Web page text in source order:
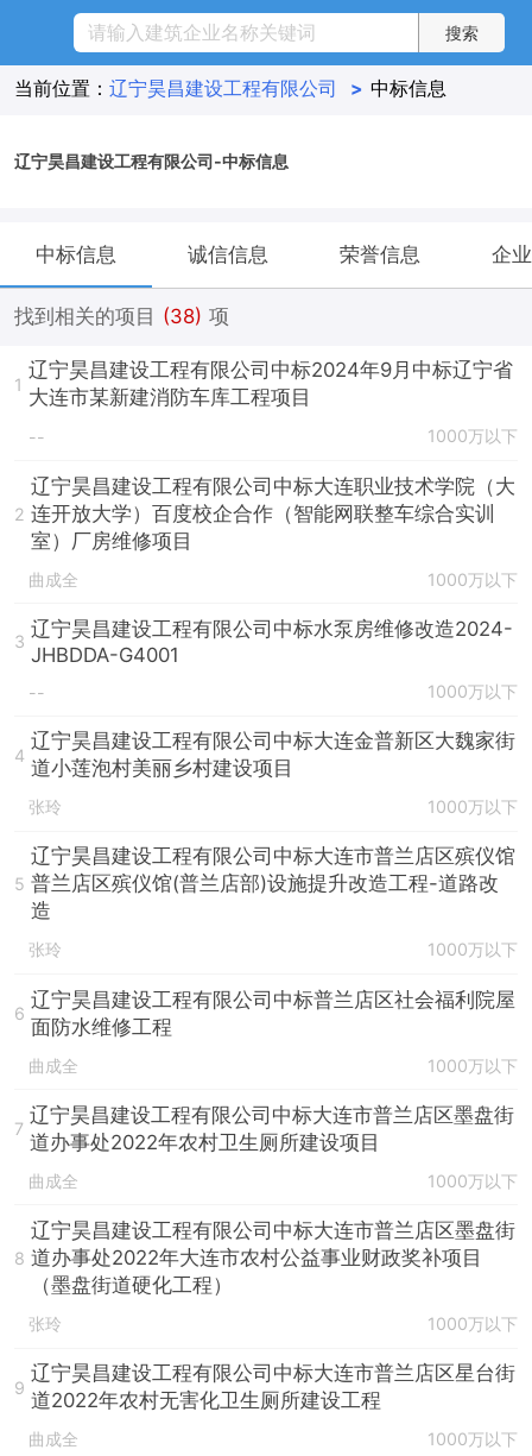
当前位置： 辽宁昊昌建设工程有限公司 > 中标信息
辽宁昊昌建设工程有限公司-中标信息
中标信息 诚信信息 荣誉信息 企
找到相关的项目 (38) 项
1
辽宁昊昌建设工程有限公司中标2024年9月中标辽宁省
大连市某新建消防车库工程项目
-- 1000万以下
2
辽宁昊昌建设工程有限公司中标大连职业技术学院（大
连开放大学）百度校企合作（智能网联整车综合实训
室）厂房维修项目
曲成全 1000万以下
3
辽宁昊昌建设工程有限公司中标水泵房维修改造2024-
JHBDDA-G4001
-- 1000万以下
4
辽宁昊昌建设工程有限公司中标大连金普新区大魏家街
道小莲泡村美丽乡村建设项目
张玲 1000万以下
5
辽宁昊昌建设工程有限公司中标大连市普兰店区殡仪馆
普兰店区殡仪馆(普兰店部)设施提升改造工程-道路改
造
张玲 1000万以下
6
辽宁昊昌建设工程有限公司中标普兰店区社会福利院屋
面防水维修工程
曲成全 1000万以下
7
辽宁昊昌建设工程有限公司中标大连市普兰店区墨盘街
道办事处2022年农村卫生厕所建设项目
曲成全 1000万以下
8
辽宁昊昌建设工程有限公司中标大连市普兰店区墨盘街
道办事处2022年大连市农村公益事业财政奖补项目
（墨盘街道硬化工程）
张玲 1000万以下
9
辽宁昊昌建设工程有限公司中标大连市普兰店区星台街
道2022年农村无害化卫生厕所建设工程
曲成全 1000万以下